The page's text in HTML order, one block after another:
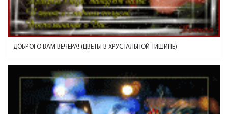
ДОБРОГО ВАМ ВЕЧЕРА! (ЦВЕТЫ В ХРУСТАЛЬНОЙ ТИШИНЕ)